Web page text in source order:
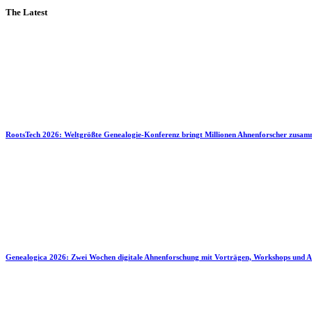
The Latest
RootsTech 2026: Weltgrößte Genealogie-Konferenz bringt Millionen Ahnenforscher
Genealogica 2026: Zwei Wochen digitale Ahnenforschung mit Vorträgen, Workshops und